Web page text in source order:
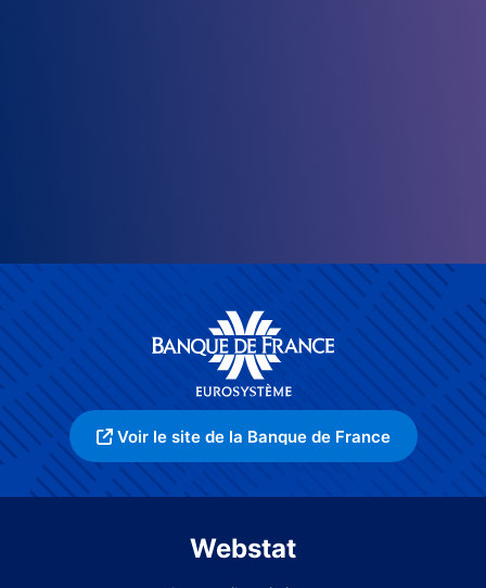
Voir le site de la Banque de France
Webstat